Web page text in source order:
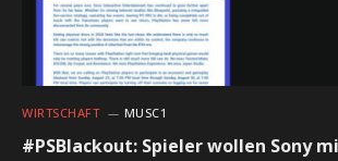
WIRTSCHAFT MUSC1
#PSBlackout: Spieler wollen Sony